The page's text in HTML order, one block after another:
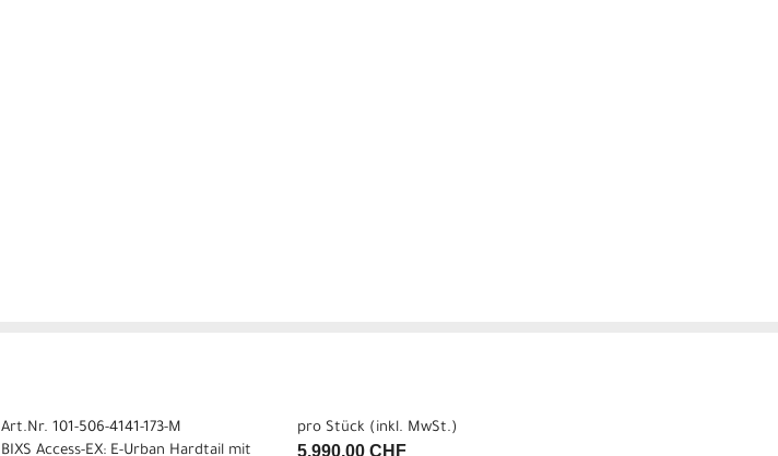
Art.Nr. 101-506-4141-173-M
BIXS Access-EX: E-Urban Hardtail mit
pro Stück (inkl. MwSt.)
5.990,00 CHF